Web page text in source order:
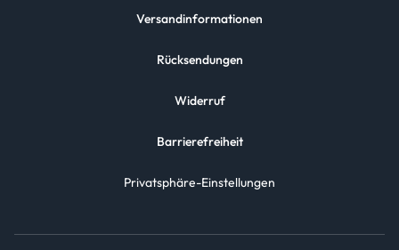
Versandinformationen
Rücksendungen
Widerruf
Barrierefreiheit
Privatsphäre-Einstellungen